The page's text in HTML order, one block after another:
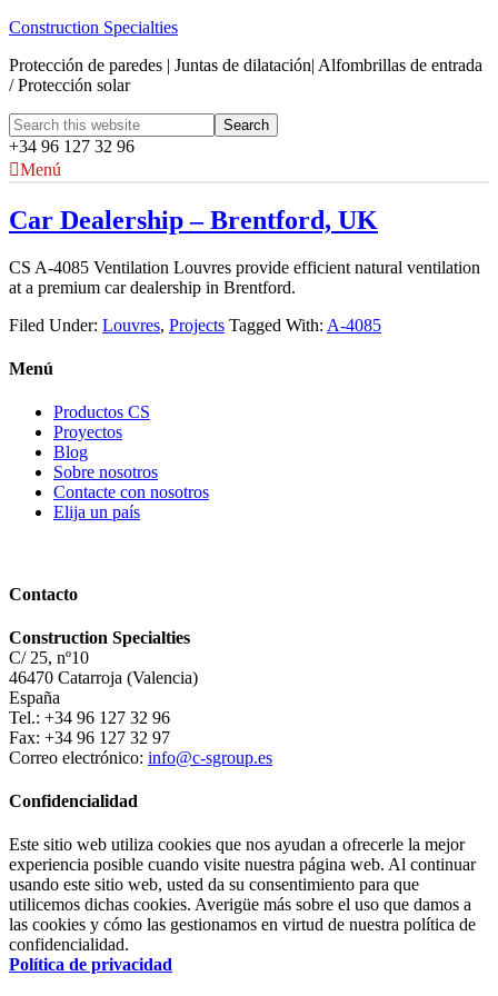
Construction Specialties
Protección de paredes | Juntas de dilatación| Alfombrillas de entrada
/ Protección solar
+34 96 127 32 96
Menú
Car Dealership – Brentford, UK
CS A-4085 Ventilation Louvres provide efficient natural ventilation
at a premium car dealership in Brentford.
Filed Under: Louvres, Projects Tagged With: A-4085
Menú
Productos CS
Proyectos
Blog
Sobre nosotros
Contacte con nosotros
Elija un país
Contacto
Construction Specialties
C/ 25, nº10
46470 Catarroja (Valencia)
España
Tel.: +34 96 127 32 96
Fax: +34 96 127 32 97
Correo electrónico: info@c-sgroup.es
Confidencialidad
Este sitio web utiliza cookies que nos ayudan a ofrecerle la mejor
experiencia posible cuando visite nuestra página web. Al continuar
usando este sitio web, usted da su consentimiento para que
utilicemos dichas cookies. Averigüe más sobre el uso que damos a
las cookies y cómo las gestionamos en virtud de nuestra política de
confidencialidad.
Política de privacidad